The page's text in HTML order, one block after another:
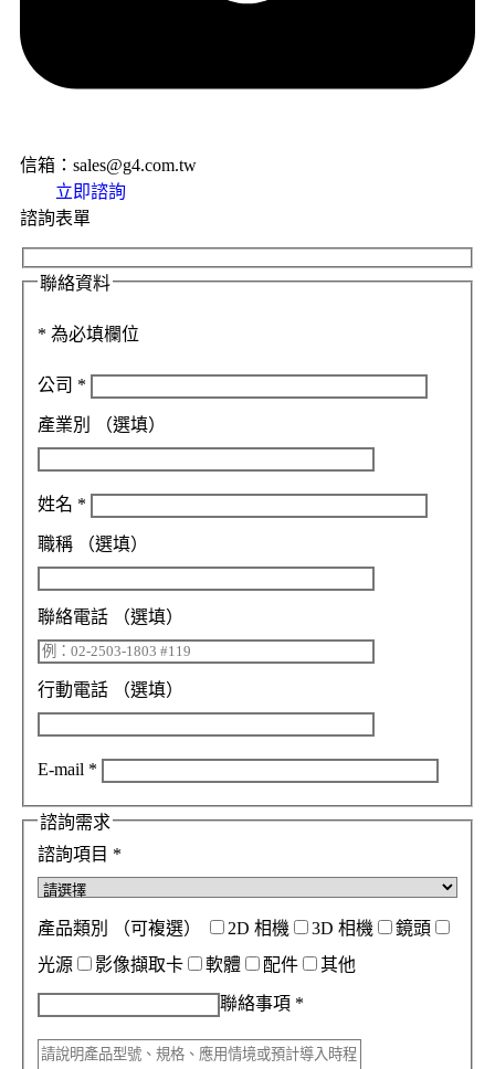
信箱：sales@g4.com.tw
立即諮詢
諮詢表單
聯絡資料
* 為必填欄位
公司 *
產業別 （選填）
姓名 *
職稱 （選填）
聯絡電話 （選填）
行動電話 （選填）
E-mail *
諮詢需求
諮詢項目 *
產品類別 （可複選） 2D 相機 3D 相機
鏡頭
光源
影像擷取卡 軟體 配件 其他
聯絡事項 *